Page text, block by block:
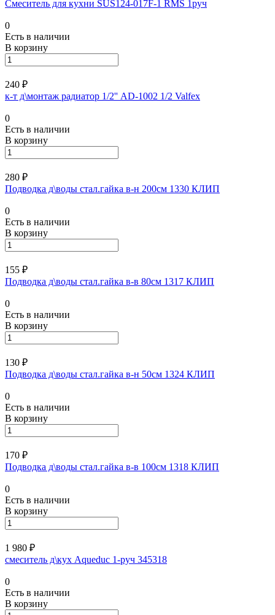
Смеситель для кухни SUS124-017F-1 RMS 1руч
0
Есть в наличии
В корзину
240 ₽
к-т д\монтаж радиатор 1/2'' AD-1002 1/2 Valfex
0
Есть в наличии
В корзину
280 ₽
Подводка д\воды стал.гайка в-н 200см 1330 КЛИП
0
Есть в наличии
В корзину
155 ₽
Подводка д\воды стал.гайка в-в 80см 1317 КЛИП
0
Есть в наличии
В корзину
130 ₽
Подводка д\воды стал.гайка в-н 50см 1324 КЛИП
0
Есть в наличии
В корзину
170 ₽
Подводка д\воды стал.гайка в-в 100см 1318 КЛИП
0
Есть в наличии
В корзину
1 980 ₽
смеситель д\кух Aqueduc 1-руч 345318
0
Есть в наличии
В корзину